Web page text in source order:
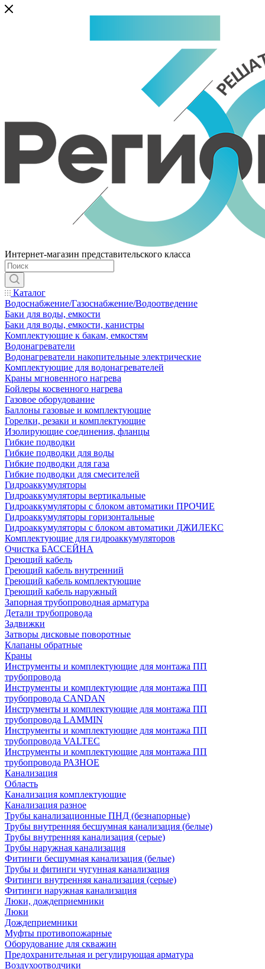
Интернет-магазин представительского класса
Каталог
Водоснабжение/Газоснабжение/Водоотведение
Баки для воды, емкости
Баки для воды, емкости, канистры
Комплектующие к бакам, емкостям
Водонагреватели
Водонагреватели накопительные электрические
Комплектующие для водонагревателей
Краны мгновенного нагрева
Бойлеры косвенного нагрева
Газовое оборудование
Баллоны газовые и комплектующие
Горелки, резаки и комплектующие
Изолирующие соединения, фланцы
Гибкие подводки
Гибкие подводки для воды
Гибкие подводки для газа
Гибкие подводки для смесителей
Гидроаккумуляторы
Гидроаккумуляторы вертикальные
Гидроаккумуляторы с блоком автоматики ПРОЧИЕ
Гидроаккумуляторы горизонтальные
Гидроаккумуляторы с блоком автоматики ДЖИЛЕКС
Комплектующие для гидроаккумуляторов
Очистка БАССЕЙНА
Греющий кабель
Греющий кабель внутренний
Греющий кабель комплектующие
Греющий кабель наружный
Запорная трубопроводная арматура
Детали трубопровода
Задвижки
Затворы дисковые поворотные
Клапаны обратные
Краны
Инструменты и комплектующие для монтажа ПП
трубопровода
Инструменты и комплектующие для монтажа ПП
трубопровода CANDAN
Инструменты и комплектующие для монтажа ПП
трубопровода LAMMIN
Инструменты и комплектующие для монтажа ПП
трубопровода VALTEC
Инструменты и комплектующие для монтажа ПП
трубопровода РАЗНОЕ
Канализация
Область
Канализация комплектующие
Канализация разное
Трубы канализационные ПНД (безнапорные)
Трубы внутренняя бесшумная канализация (белые)
Трубы внутренняя канализация (серые)
Трубы наружная канализация
Фитинги бесшумная канализация (белые)
Трубы и фитинги чугунная канализация
Фитинги внутренняя канализация (серые)
Фитинги наружная канализация
Люки, дождеприемники
Люки
Дождеприемники
Муфты противопожарные
Оборудование для скважин
Предохранительная и регулирующая арматура
Воздухоотводчики